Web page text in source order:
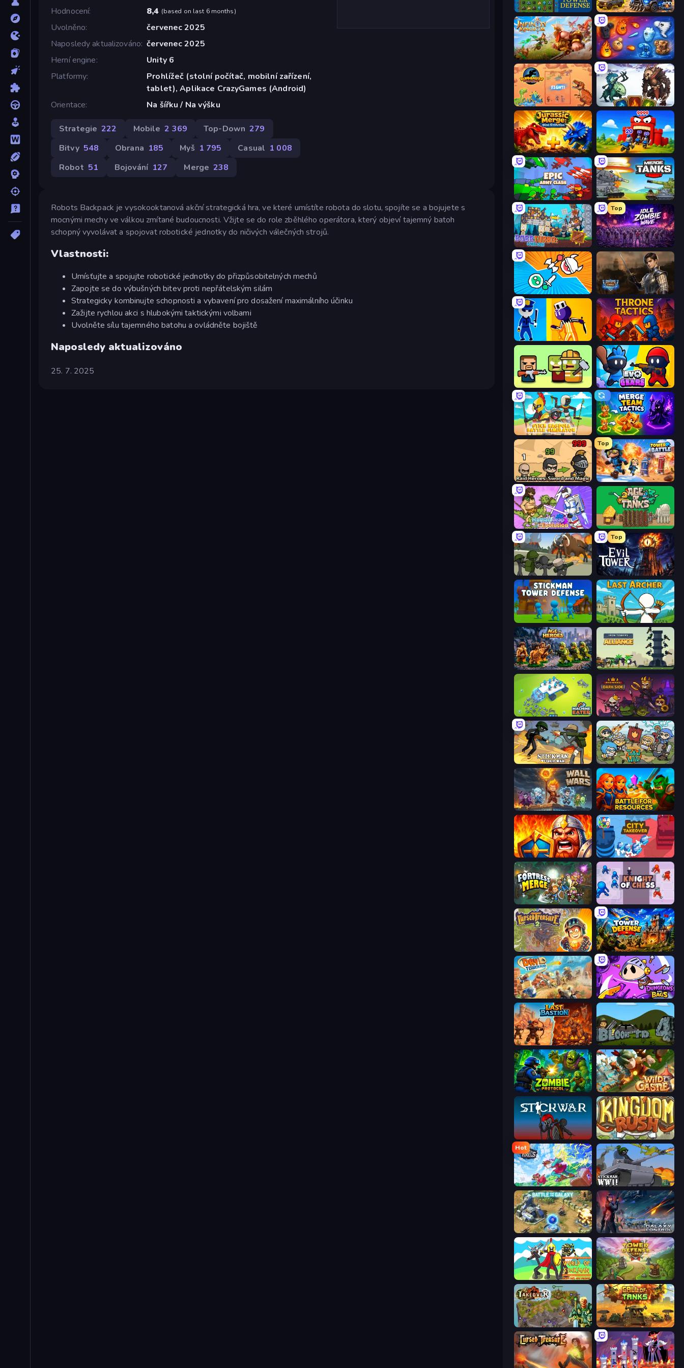
Hodnocení
8,4 (based on last 6 months)
Uvolněno
červenec 2025
Naposledy aktualizováno červenec 2025
Herní engine
Unity 6
Platformy
Prohlížeč (stolní počítač, mobilní zařízení,
tablet), Aplikace CrazyGames (Android)
Orientace
Na šířku / Na výšku
Strategie 222 Mobile 2 369 Top-Down 279
Bitvy 548 Obrana 185 Myš 1 795 Casual 1 008
Robot 51 Bojování 127 Merge 238
Robots Backpack je vysokooktanová akční strategická hra, ve které umístíte robota do slotu, spojíte se a bojujete s
mocnými mechy ve válkou zmítané budoucnosti. Vžijte se do role zběhlého operátora, který objeví tajemný batoh
schopný vyvolávat a spojovat robotické jednotky do ničivých válečných strojů.
Vlastnosti:
Umísťujte a spojujte robotické jednotky do přizpůsobitelných mechů
Zapojte se do výbušných bitev proti nepřátelským silám
Strategicky kombinujte schopnosti a vybavení pro dosažení maximálního účinku
Zažijte rychlou akci s hlubokými taktickými volbami
Uvolněte sílu tajemného batohu a ovládněte bojiště
Naposledy aktualizováno
25. 7. 2025
Tower Swap AOD - Art Of Defense
Infinity Kingdom Elemental Merge
Dinosaurs Merge Master Dark Stones: Card Battle RPG
Jurassic Merge: Dino Evolution TimeWarriors
Epic Army Clash Merge Master Tanks: Tank Wars
Bobr Turbo: Craft Cars
Top
Idle Zombie Wave: Survivors
Merge Knights! Battle Arena
Throne Tactics
Zombie Horde: Build & Survive Evo Gears
Stick Ragdoll Battle Simulator Merge Team Tactics
Raid Heroes: Sword and Magic
Top
Tower Battle
Human Leap: Evolution Age of Tanks Warriors: TD War
Stickman History Battle
Top
Evil Tower
Last Archer
Age of Heroes Iron Towers Alliance
Machine Eater Raid Heroes: Dark Side
Stickman World War Raid Heroes: Total War
Wall Wars Battle for Resources
WarLink: Crown & Clash City Takeover
Fortress Merge Knight of Chess
Cursed Treasure 2 Tower Defense
Day D Tower Rush Dungeons and Bags
Last Bastion Bloons Tower Defense 4
Zombie Protocol Wild Castle TD: Grow Empire
Stick War Kingdom Rush
Hot
Kingdom of Pixels Stickman WW2
Battle for the Galaxy Galaxy Control: 3D Strategy
World of Stickman Classic RTS Tower Defense Clash
Takeover Call of Tanks